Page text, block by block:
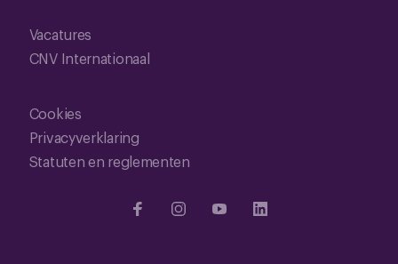
Vacatures
CNV Internationaal
Cookies
Privacyverklaring
Statuten en reglementen